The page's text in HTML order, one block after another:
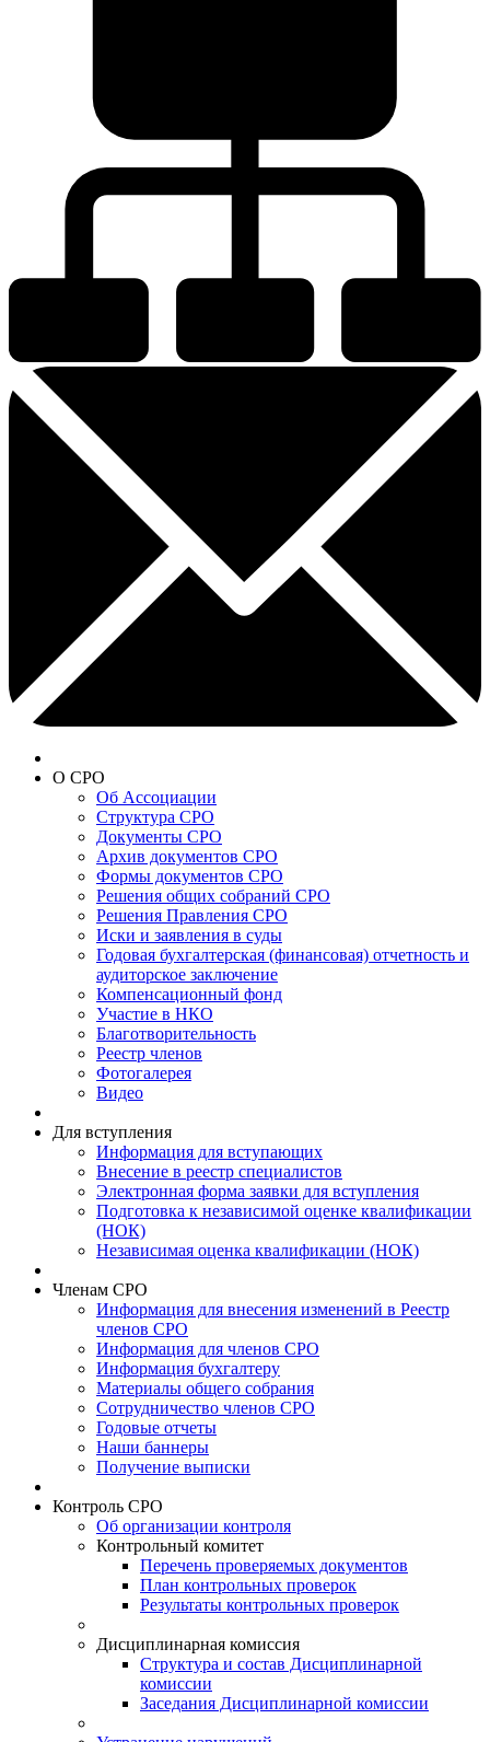
О СРО
Об Ассоциации
Структура СРО
Документы СРО
Архив документов СРО
Формы документов СРО
Решения общих собраний СРО
Решения Правления СРО
Иски и заявления в суды
Годовая бухгалтерская (финансовая) отчетность и
аудиторское заключение
Компенсационный фонд
Участие в НКО
Благотворительность
Реестр членов
Фотогалерея
Видео
Для вступления
Информация для вступающих
Внесение в реестр специалистов
Электронная форма заявки для вступления
Подготовка к независимой оценке квалификации
(НОК)
Независимая оценка квалификации (НОК)
Членам СРО
Информация для внесения изменений в Реестр
членов СРО
Информация для членов СРО
Информация бухгалтеру
Материалы общего собрания
Сотрудничество членов СРО
Годовые отчеты
Наши баннеры
Получение выписки
Контроль СРО
Об организации контроля
Контрольный комитет
Перечень проверяемых документов
План контрольных проверок
Результаты контрольных проверок
Дисциплинарная комиссия
Структура и состав Дисциплинарной
комиссии
Заседания Дисциплинарной комиссии